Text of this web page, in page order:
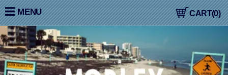
大阪高槻,国産ジーンズ,アメカジ,通販,販売, COLIMBO,コリン
ボ,WORKERS,ワーカーズ,LOOP&WEFT,ループ＆ウェフト CART(0)
MENU